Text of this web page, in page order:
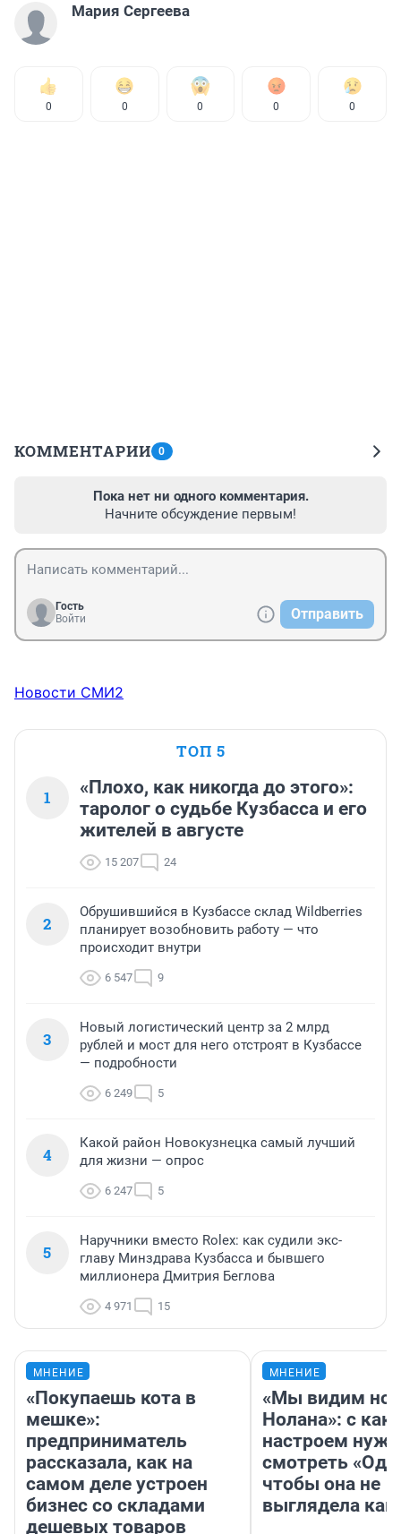
Мария Сергеева
0 0 0 0 0
КОММЕНТАРИИ 0
Пока нет ни одного комментария.
Начните обсуждение первым!
Гость
Войти
Отправить
Новости СМИ2
ТОП 5
1
«Плохо, как никогда до этого»:
таролог о судьбе Кузбасса и его
жителей в августе
15 207 24
2
Обрушившийся в Кузбассе склад Wildberries
планирует возобновить работу — что
происходит внутри
6 547 9
3
Новый логистический центр за 2 млрд
рублей и мост для него отстроят в Кузбассе
— подробности
6 249 5
4
Какой район Новокузнецка самый лучший
для жизни — опрос
6 247 5
5
Наручники вместо Rolex: как судили экс-
главу Минздрава Кузбасса и бывшего
миллионера Дмитрия Беглова
4 971 15
МНЕНИЕ
«Покупаешь кота в
мешке»:
предприниматель
рассказала, как на
самом деле устроен
бизнес со складами
дешевых товаров
МНЕНИЕ
«Мы видим
Нолана»: с
настроем
смотреть
чтобы она не
выглядела как